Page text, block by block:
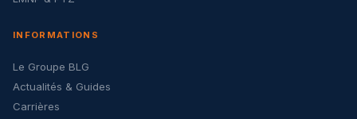
INFORMATIONS
Le Groupe BLG
Actualités & Guides
Carrières